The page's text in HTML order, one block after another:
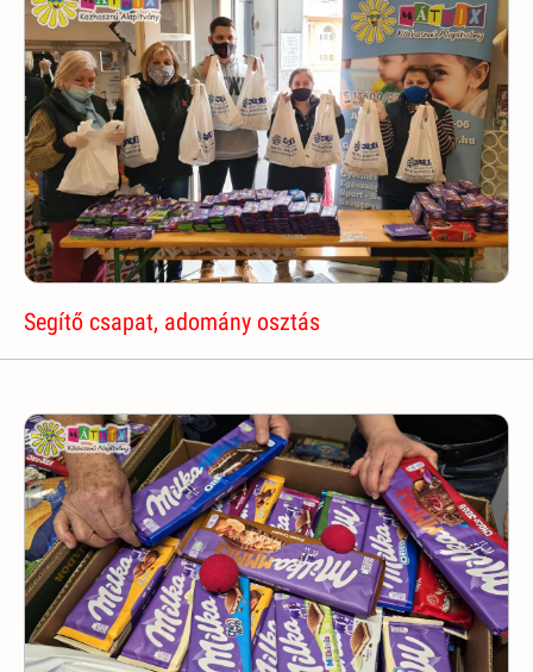
Segítő csapat, adomány osztás